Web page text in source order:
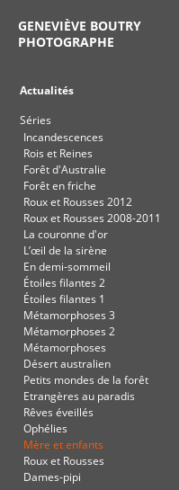
GENEVIÈVE BOUTRY
PHOTOGRAPHE
Actualités
Séries
Incandescences
Rois et Reines
Forêt d'Australie
Forêt en friche
Roux et Rousses 2012
Roux et Rousses 2008-2011
La couronne d'or
L’œil de la sirène
En demi-sommeil
Étoiles filantes 2
Étoiles filantes 1
Métamorphoses 3
Métamorphoses 2
Métamorphoses
Désert australien
Petits mondes de la forêt
Etrangères au paradis
Rêves éveillés
Ophélies
Mère et enfants
Roux et Rousses
Dames-pipi